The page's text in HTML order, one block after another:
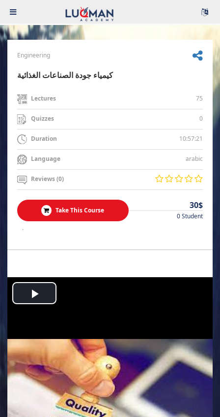
Engineering
كيمياء جودة الصناعات الغذائية
Lectures 75
Quizzes 0
Duration 10:57:21
Language arabic
Reviews (0)
Take This Course 30$
0 Student
.
Play